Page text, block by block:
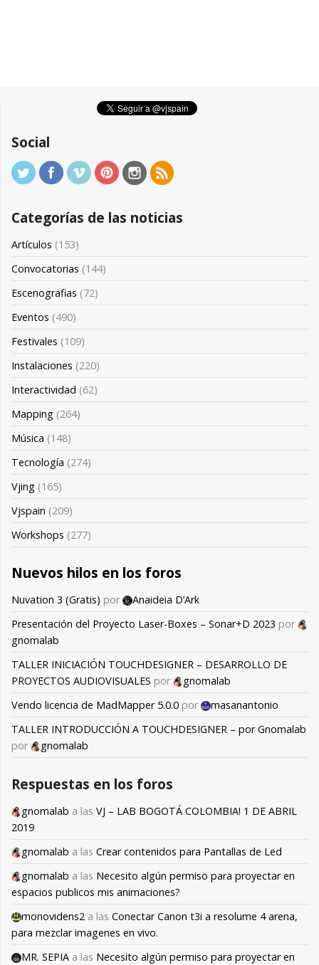
Social
Categorías de las noticias
Artículos (153)
Convocatorias (144)
Escenografias (72)
Eventos (490)
Festivales (109)
Instalaciones (220)
Interactividad (62)
Mapping (264)
Música (148)
Tecnología (274)
Vjing (165)
Vjspain (209)
Workshops (277)
Nuevos hilos en los foros
Nuvation 3 (Gratis) por
Anaideia D’Ark
Presentación del Proyecto Laser-Boxes – Sonar+D 2023 por
gnomalab
TALLER INICIACIÓN TOUCHDESIGNER – DESARROLLO DE
PROYECTOS AUDIOVISUALES por
gnomalab
Vendo licencia de MadMapper 5.0.0 por
masanantonio
TALLER INTRODUCCIÓN A TOUCHDESIGNER – por Gnomalab
por
gnomalab
Respuestas en los foros
gnomalab a las VJ – LAB BOGOTÁ COLOMBIA! 1 DE ABRIL
2019
gnomalab a las Crear contenidos para Pantallas de Led
gnomalab a las Necesito algún permiso para proyectar en
espacios publicos mis animaciones?
monovidens2 a las Conectar Canon t3i a resolume 4 arena,
para mezclar imagenes en vivo.
MR. SEPIA a las Necesito algún permiso para proyectar en